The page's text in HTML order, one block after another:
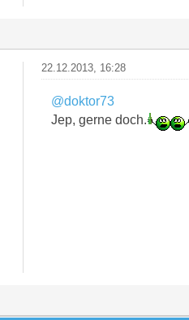
22.12.2013, 16:28
@doktor73
Jep, gerne doch.